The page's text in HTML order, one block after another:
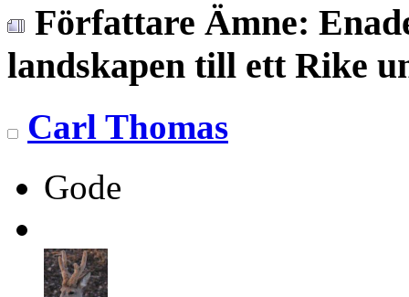
Författare Ämne:
landskapen till ett Rike
Carl Thomas
Gode